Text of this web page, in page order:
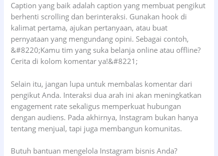
Caption yang baik adalah caption yang membuat pengikut
berhenti scrolling dan berinteraksi. Gunakan hook di
kalimat pertama, ajukan pertanyaan, atau buat
pernyataan yang mengundang opini. Sebagai contoh,
&#8220;Kamu tim yang suka belanja online atau offline?
Cerita di kolom komentar ya!&#8221;
Selain itu, jangan lupa untuk membalas komentar dari
pengikut Anda. Interaksi dua arah ini akan meningkatkan
engagement rate sekaligus memperkuat hubungan
dengan audiens. Pada akhirnya, Instagram bukan hanya
tentang menjual, tapi juga membangun komunitas.
Butuh bantuan mengelola Instagram bisnis Anda?